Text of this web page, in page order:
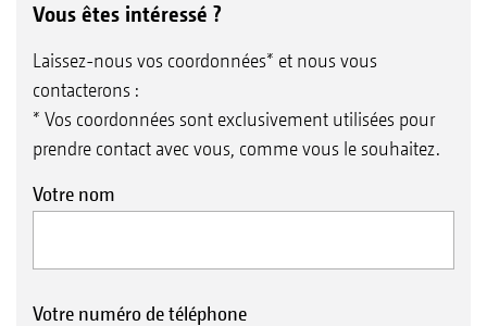
Vous êtes intéressé ?
Laissez-nous vos coordonnées* et nous vous
contacterons :
* Vos coordonnées sont exclusivement utilisées pour
prendre contact avec vous, comme vous le souhaitez.
Votre nom
Votre numéro de téléphone